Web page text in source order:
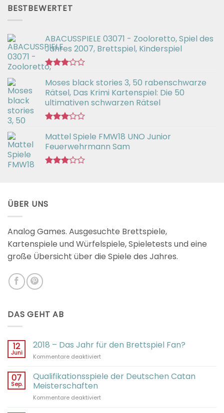
von 5
BESTBEWERTET
ABACUSSPIELE 03071 - Zooloretto, Spiel des
Jahres 2007, Brettspiel, Kinderspiel
mit
3.02
von 5
Moses black stories 3, 50 rabenschwarze
Rätsel, Das Krimi Kartenspiel: Die 50
ultimativen schwarzen Rätsel
mit
3.00
von 5
Mattel Spiele FMW18 UNO Junior
Feuerwehrmann Sam
ÜBER UNS
Analog Games. Ausgesuchte Brettspiele,
Kartenspiele und Würfelspiele, Spieletests und eine
große Übersicht über die Spiele des Jahres.
DAS GEHT AB
12
Juni
2018 – Das Jahr für den Brettspiel Fan?
Kommentare deaktiviertfür
–
Das
für
07
Sep.
Qualifikationsspiele der Deutschen Catan
Meisterschaften
Kommentare deaktiviertfür